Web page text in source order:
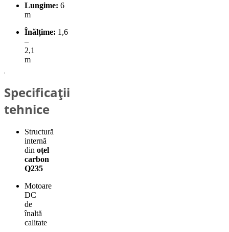
Lungime: 6
m
Înălțime: 1,6
–
2,1
m
Specificații
tehnice
Structură
internă
din oțel
carbon
Q235
Motoare
DC
de
înaltă
calitate